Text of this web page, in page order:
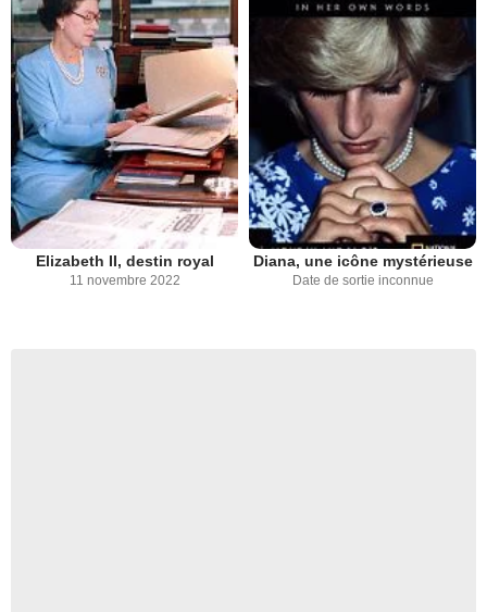
Elizabeth II, destin royal
11 novembre 2022
Diana, une icône mystérieuse
Date de sortie inconnue